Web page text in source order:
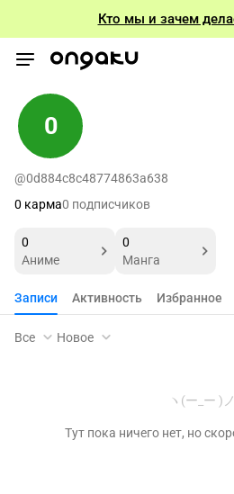
Кто мы и зачем
0
@0d884c8c48774863a638
0 карма0 подписчиков
0
Аниме
0
Манга
Записи Активность Избранное
Все Новое
ヽ(ー_ー )ノ
Тут пока ничего нет, но